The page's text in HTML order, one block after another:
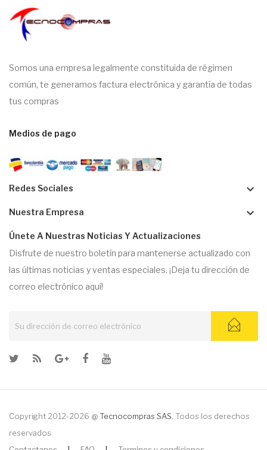
Somos una empresa legalmente constituida de régimen
común, te generamos factura electrónica y garantía de todas
tus compras
Medios de pago
Redes Sociales keyboard_arrow_down
Nuestra Empresa keyboard_arrow_down
Únete A Nuestras Noticias Y Actualizaciones
Disfrute de nuestro boletín para mantenerse actualizado con
las últimas noticias y ventas especiales. ¡Deja tu dirección de
correo electrónico aquí!
Copyright 2012-2026 @ Tecnocompras SAS . Todos los derechos
reservados